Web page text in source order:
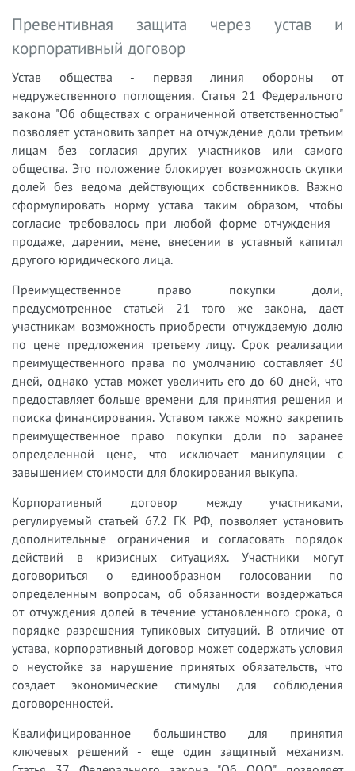
Превентивная защита через устав и
корпоративный договор
Устав общества - первая линия обороны от
недружественного поглощения. Статья 21 Федерального
закона "Об обществах с ограниченной ответственностью"
позволяет установить запрет на отчуждение доли третьим
лицам без согласия других участников или самого
общества. Это положение блокирует возможность скупки
долей без ведома действующих собственников. Важно
сформулировать норму устава таким образом, чтобы
согласие требовалось при любой форме отчуждения -
продаже, дарении, мене, внесении в уставный капитал
другого юридического лица.
Преимущественное право покупки доли,
предусмотренное статьей 21 того же закона, дает
участникам возможность приобрести отчуждаемую долю
по цене предложения третьему лицу. Срок реализации
преимущественного права по умолчанию составляет 30
дней, однако устав может увеличить его до 60 дней, что
предоставляет больше времени для принятия решения и
поиска финансирования. Уставом также можно закрепить
преимущественное право покупки доли по заранее
определенной цене, что исключает манипуляции с
завышением стоимости для блокирования выкупа.
Корпоративный договор между участниками,
регулируемый статьей 67.2 ГК РФ, позволяет установить
дополнительные ограничения и согласовать порядок
действий в кризисных ситуациях. Участники могут
договориться о единообразном голосовании по
определенным вопросам, об обязанности воздержаться
от отчуждения долей в течение установленного срока, о
порядке разрешения тупиковых ситуаций. В отличие от
устава, корпоративный договор может содержать условия
о неустойке за нарушение принятых обязательств, что
создает экономические стимулы для соблюдения
договоренностей.
Квалифицированное большинство для принятия
ключевых решений - еще один защитный механизм.